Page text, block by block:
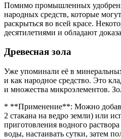
Помимо промышленных
народных средств, которые
раскрыться во всей красе.
десятилетиями и обладают
Древесная зола
Уже упоминали её в
и как народное средство. Это
и множества микроэлементов.
* **Применение**: Можно
2 стакана на ведро земли) или
приготовления водного
воды, настаивать сутки, затем